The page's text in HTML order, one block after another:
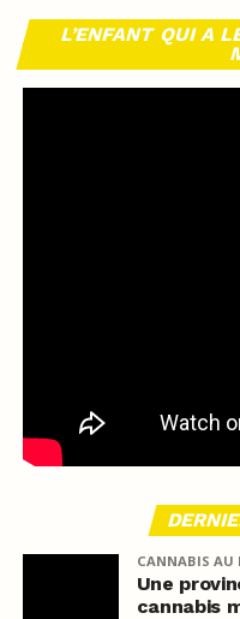
L’ENFANT QUI A
CANNABIS AU
Une
cannabis